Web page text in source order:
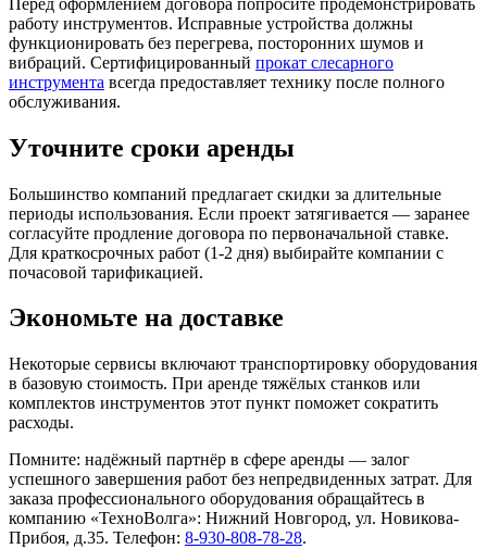
работу инструментов. Исправные устройства должны
функционировать без перегрева, посторонних шумов и
вибраций. Сертифицированный прокат слесарного
инструмента всегда предоставляет технику после полного
обслуживания.
Уточните сроки аренды
Большинство компаний предлагает скидки за длительные
периоды использования. Если проект затягивается — заранее
согласуйте продление договора по первоначальной ставке.
Для краткосрочных работ (1-2 дня) выбирайте компании с
почасовой тарификацией.
Экономьте на доставке
Некоторые сервисы включают транспортировку оборудования
в базовую стоимость. При аренде тяжёлых станков или
комплектов инструментов этот пункт поможет сократить
расходы.
Помните: надёжный партнёр в сфере аренды — залог
успешного завершения работ без непредвиденных затрат. Для
заказа профессионального оборудования обращайтесь в
компанию «ТехноВолга»: Нижний Новгород, ул. Новикова-
Прибоя, д.35. Телефон: 8-930-808-78-28.